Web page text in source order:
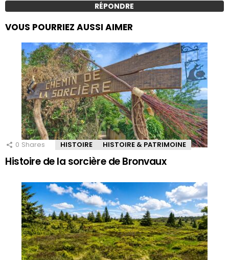
RÉPONDRE
VOUS POURRIEZ AUSSI AIMER
0 Shares HISTOIRE HISTOIRE & PATRIMOINE
Histoire de la sorcière de Bronvaux